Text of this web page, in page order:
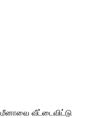
வீட்டைவிட்டு